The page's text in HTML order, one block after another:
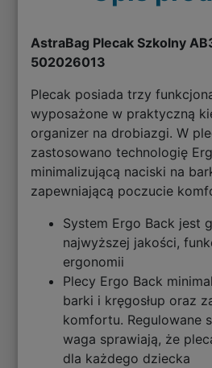
AstraBag Plecak Szkolny
502026013
Plecak posiada trzy
wyposażone w praktyczną
organizer na drobiazgi. W
zastosowano technologię
minimalizującą naciski na
zapewniającą poczucie
System Ergo Back jest
najwyższej jakości,
ergonomii
Plecy Ergo Back
barki i kręgosłup oraz
komfortu. Regulowane
waga sprawiają, że
dla każdego dziecka